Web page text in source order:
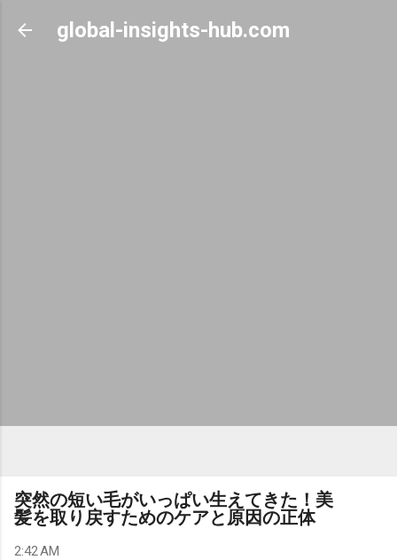
Skip to main content
global-insights-hub.com
突然の短い毛がいっぱい生えてきた！美
髪を取り戻すためのケアと原因の正体
2:42 AM